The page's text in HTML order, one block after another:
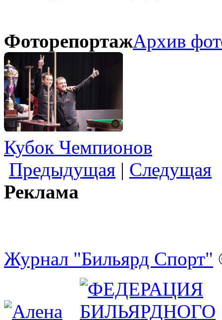
ФоторепортажАрхив
Кубок Чемпионов
Предыдущая | Следущая
Реклама
Журнал "Бильярд Спорт"